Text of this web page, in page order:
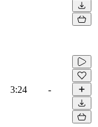
3:24 -